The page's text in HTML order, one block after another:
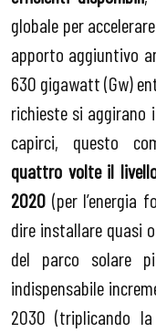
globale per
apporto aggiuntivo
630 gigawatt (Gw)
richieste si aggirano
capirci, questo
quattro volte il
2020 (per l’energia
dire installare quasi
del parco solare
indispensabile
2030 (triplicando